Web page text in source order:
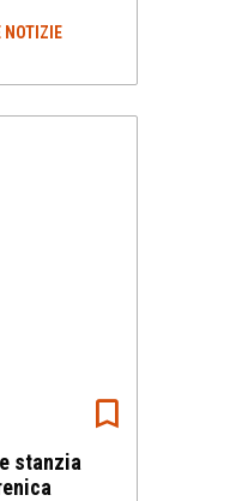
NOTIZIE
stanzia